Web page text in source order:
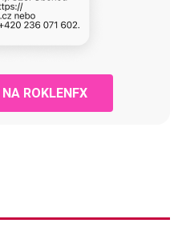
ROKLENFX